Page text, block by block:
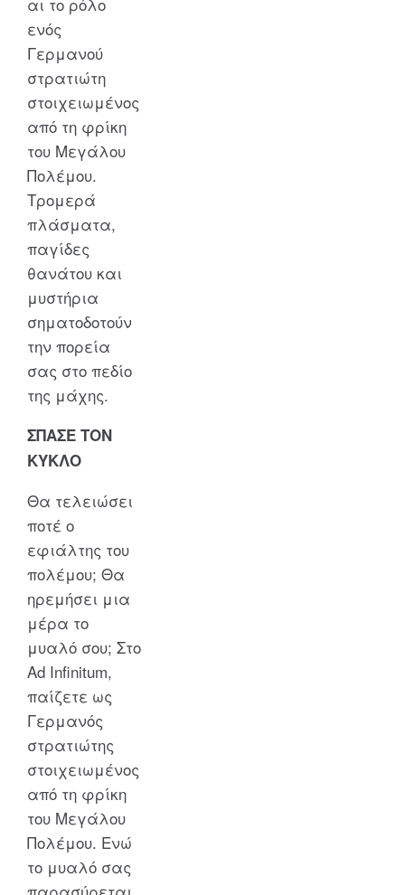
ενός
Γερμανού
στρατιώτη
στοιχειωμένος
από τη φρίκη
του Μεγάλου
Πολέμου.
Τρομερά
πλάσματα,
παγίδες
θανάτου και
μυστήρια
σηματοδοτούν
την πορεία
σας στο πεδίο
της μάχης.
ΣΠΑΣΕ ΤΟΝ
ΚΥΚΛΟ
Θα τελειώσει
ποτέ ο
εφιάλτης του
πολέμου; Θα
ηρεμήσει μια
μέρα το
μυαλό σου; Στο
Ad Infinitum,
παίζετε ως
Γερμανός
στρατιώτης
στοιχειωμένος
από τη φρίκη
του Μεγάλου
Πολέμου. Ενώ
το μυαλό σας